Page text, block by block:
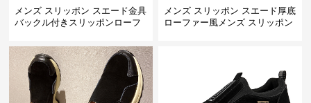
メンズ スリッポン スエード金具
バックル付きスリッポンローフ
メンズ スリッポン スエード厚底
ローファー風メンズ スリッポン